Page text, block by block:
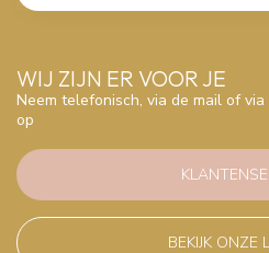
WIJ ZIJN ER VOOR JE
Neem telefonisch, via de mail of
op
BEKIJK ONZE